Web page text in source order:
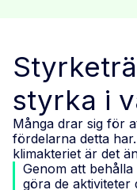
styrka i
Många drar sig för
fördelarna detta
klimakteriet är det
Genom att
göra de aktiviteter